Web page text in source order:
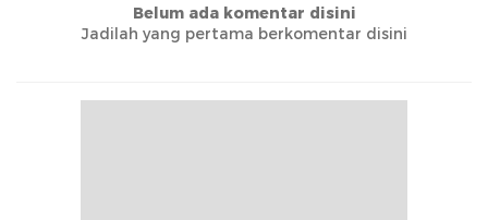
Belum ada komentar disini
Jadilah yang pertama berkomentar disini